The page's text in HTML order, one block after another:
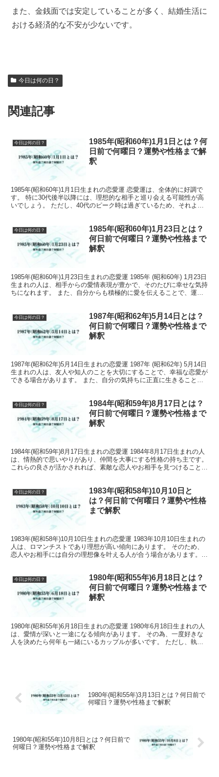
また、金銭面では安定していることが多く、結婚生活に
おける経済的な不安が少ないです。
今日は何の日？
関連記事
今日は何の日？
1985年(昭和60年)1月1日とは？何
日前で何曜日？運勢や性格まで解
釈
1985年(昭和60年)1月1日生まれの恋愛運 恋愛運は、全体的に好調で
す。 特に30代後半以降には、理想的な相手と巡り会える可能性が高
いでしょう。 ただし、40代のピーク時は過ぎているため、それより
今日は何の日？
1985年(昭和60年)1月23日とは？
何日前で何曜日？運勢や性格まで
解釈
1985年(昭和60年)1月23日生まれの恋愛運 1985年 (昭和60年) 1月23日
生まれの人は、相手からの愛情表現が豊かで、そのたびに幸せな気持
ちになれます。 また、自分からも積極的に愛を伝えることで、運気
今日は何の日？
1987年(昭和62年)5月14日とは？
何日前で何曜日？運勢や性格まで
解釈
1987年(昭和62年)5月14日生まれの恋愛運 1987年 (昭和62年) 5月14日
生まれの人は、友人や知人のことを大切にすることで、幸福な恋愛が
できる場合があります。 また、自分の気持ちに正直に生きること
今日は何の日？
1984年(昭和59年)8月17日とは？
何日前で何曜日？運勢や性格まで
解釈
1984年(昭和59年)8月17日生まれの恋愛運 1984年8月17日生まれの人
は、情熱的で思いやりがあり、仲間を大事にする性格の持ち主です。
これらの良さが活かされれば、素敵な恋人やお相手を見つけることが
今日は何の日？
1983年(昭和58年)10月10日と
は？何日前で何曜日？運勢や性格
まで解釈
1983年(昭和58年)10月10日生まれの恋愛運 1983年10月10日生まれの
人は、ロマンチストであり理想が高い傾向にあります。 そのため、
恋人やお相手には自分の理想像を叶える人が合う場合があります。
今日は何の日？
1980年(昭和55年)6月18日とは？
何日前で何曜日？運勢や性格まで
解釈
1980年(昭和55年)6月18日生まれの恋愛運 1980年6月18日生まれの人
は、愛情が深いと一途になる傾向があります。 その為、一度好きな
人を決めたら何年も一緒にいるカップルが多いです。 ただし、執着
1980年(昭和55年)3月13日とは？何日前で
何曜日？運勢や性格まで解釈
1980年(昭和55年)10月8日とは？何日前で
何曜日？運勢や性格まで解釈